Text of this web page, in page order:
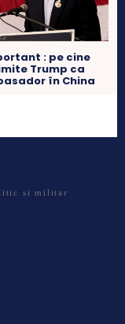
: pe cine
Trump ca
în China
si militar